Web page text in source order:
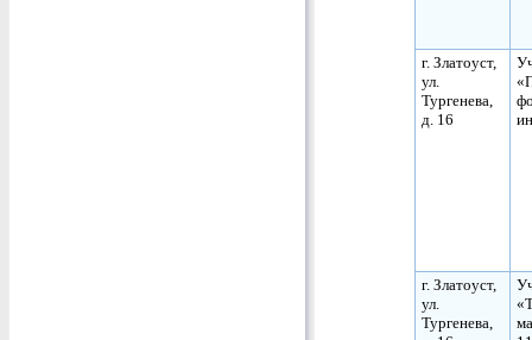
г. Златоуст,
ул.
Тургенева,
д. 16
г. Златоуст,
ул.
Тургенева,